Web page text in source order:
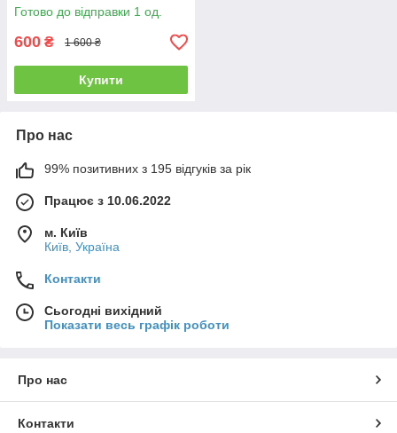
штани софтшелл зима для
військових
Готово до відправки 1 од.
600 ₴ 1 600 ₴
Купити
Про нас
99% позитивних з 195 відгуків за рік
Працює з 10.06.2022
м. Київ
Київ, Україна
Контакти
Сьогодні вихідний
Показати весь графік роботи
Про нас
Контакти